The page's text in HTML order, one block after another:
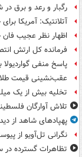
رگبار و رعد و برق
آتلانتیک: آمریکا
اظهار نظر عجیب فان
فرمانده کل ارتش
پاسخ منفی گواردیولا
عقب‌نشینی قیمت طلا
تخلیه بیش از یک
تلاش آوارگان
پهپادهای شاهد از
نگرانی تل‌آویو از
تظاهرات گسترده در